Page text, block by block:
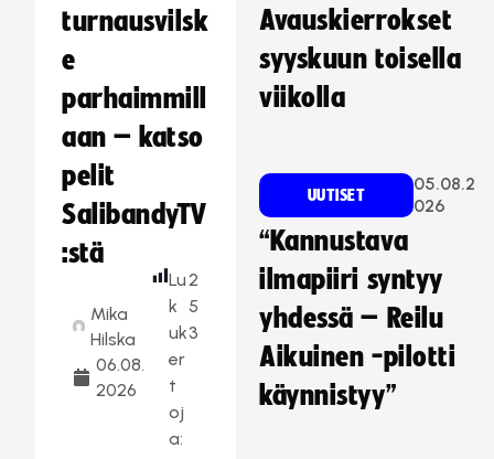
turnausvilsk
e
parhaimmill
aan – katso
pelit
SalibandyTV
:stä
Mika
Hilska
06.08.
2026
Lu
k
uk
er
t
oj
a:
2
5
3
Avauskierrokset
syyskuun toisella
viikolla
UUTISET
05.08.2
026
“Kannustava
ilmapiiri syntyy
yhdessä – Reilu
Aikuinen -pilotti
käynnistyy”